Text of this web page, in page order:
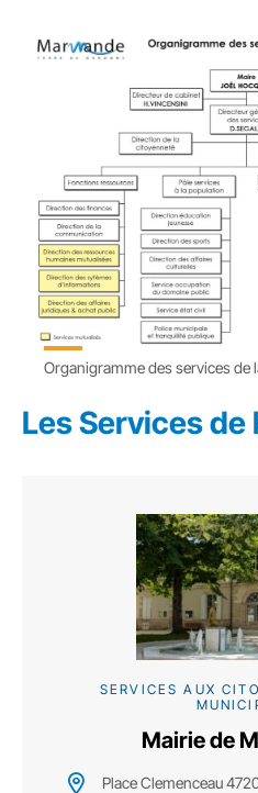
Organigramme des services de
Les Services de
SERVICES AUX
Mairie de
Place Clemenceau